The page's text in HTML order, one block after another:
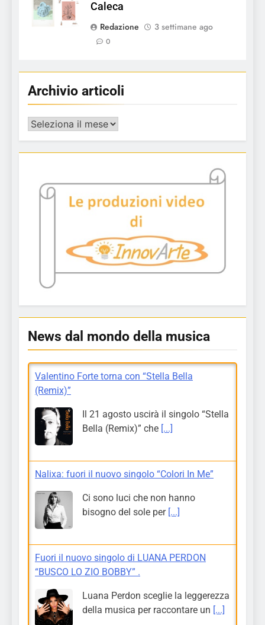
Caleca
Redazione
3 settimane ago
0
Archivio articoli
Archivio
News dal mondo della musica
Valentino Forte torna con “Stella Bella
(Remix)”
Il 21 agosto uscirà il singolo “Stella
Bella (Remix)” che [...]
Nalixa: fuori il nuovo singolo “Colori In Me”
Ci sono luci che non hanno
bisogno del sole per [...]
Fuori il nuovo singolo di LUANA PERDON
“BUSCO LO ZIO BOBBY” .
Luana Perdon sceglie la leggerezza
della musica per raccontare un [...]